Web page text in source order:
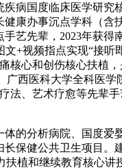
病国度临床医学研究
康办事沉点学科（含
艺先辈，2023年获得
+视频指点实现“接听
核心和创伤核心扶植
西医科大学全科医
法、艺术疗愈等先辈
的分析病院、国度爱
保健公共卫生项目。
植和继续教育核心讲